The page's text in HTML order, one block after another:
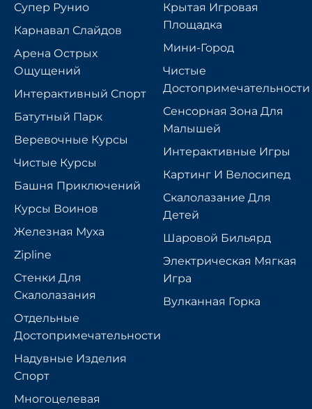
Супер Рунио
Карнавал Слайдов
Арена Острых
Ощущений
Интерактивный Спорт
Батутный Парк
Веревочные Курсы
Чистые Курсы
Башня Приключений
Курсы Воинов
Железная Муха
Zipline
Стенки Для
Скалолазания
Отдельные
Достопримечательности
Надувные Изделия
Спорт
Многоцелевая
Крытая Игровая
Площадка
Мини-Город
Чистые
Достопримечательности
Сенсорная Зона Для
Малышей
Интерактивные Игры
Картинг И Велосипед
Скалолазание Для
Детей
Шаровой Бильярд
Электрическая Мягкая
Игра
Вулканная Горка